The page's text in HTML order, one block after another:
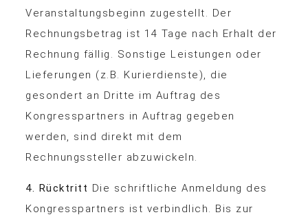
Veranstaltungsbeginn zugestellt. Der
Rechnungsbetrag ist 14 Tage nach Erhalt der
Rechnung fällig. Sonstige Leistungen oder
Lieferungen (z.B. Kurierdienste), die
gesondert an Dritte im Auftrag des
Kongresspartners in Auftrag gegeben
werden, sind direkt mit dem
Rechnungssteller abzuwickeln.
4. Rücktritt Die schriftliche Anmeldung des
Kongresspartners ist verbindlich. Bis zur